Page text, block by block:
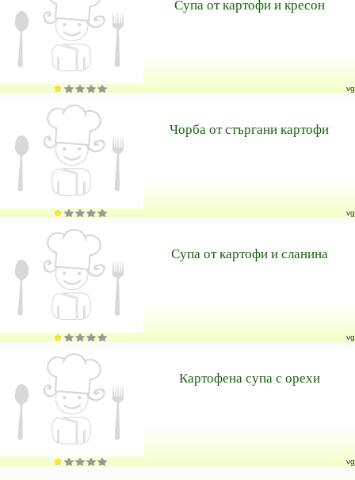
Супа от картофи и кресон
vg
Чорба от стъргани картофи
vg
Супа от картофи и сланина
vg
Картофена супа с орехи
vg